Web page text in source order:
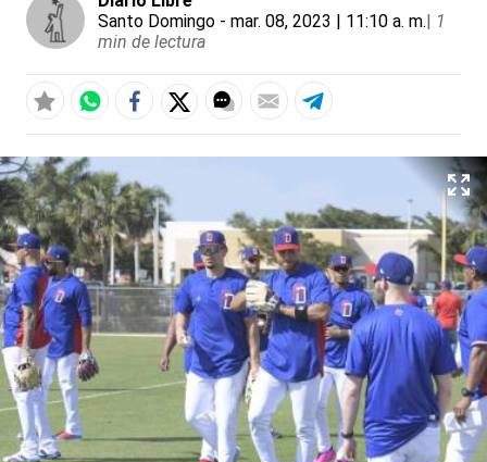
Santo Domingo - mar. 08, 2023 | 11:10 a. m.| 1
min de lectura